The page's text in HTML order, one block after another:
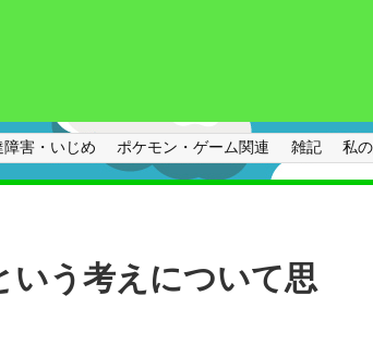
障害・いじめ ポケモン・ゲーム関連 雑記 私
いう考えについて思